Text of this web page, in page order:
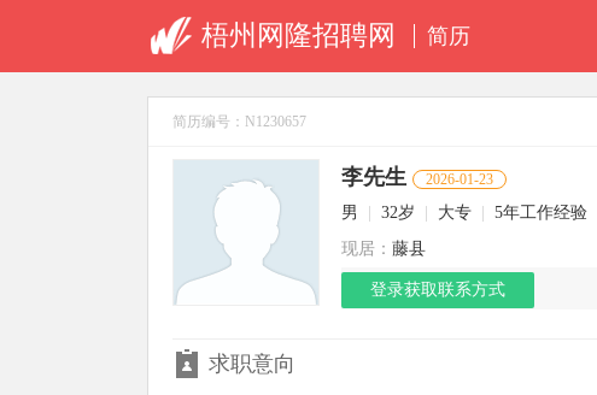
梧州网隆招聘网 简历
简历编号：N1230657
李先生 2026-01-23
男 32岁 大专
5年工作经验
现居： 藤县
登录获取联系方式
求职意向